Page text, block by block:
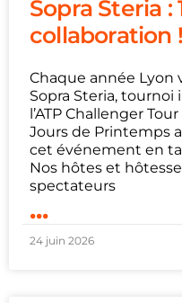
Sopra Steria :
collaboration !
Chaque année Lyon
Sopra Steria,
l’ATP Challenger
Jours de Printemps
cet événement en
Nos hôtes et
spectateurs
...
24 juin 2026